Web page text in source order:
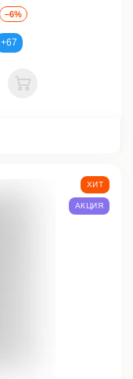
–6%
+67
В корзину
ХИТ
АКЦИЯ